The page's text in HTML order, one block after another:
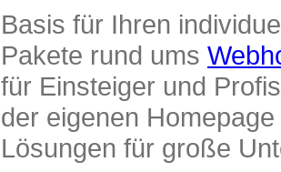
Basis für Ihren
Pakete rund ums
für Einsteiger und
der eigenen
Lösungen für große